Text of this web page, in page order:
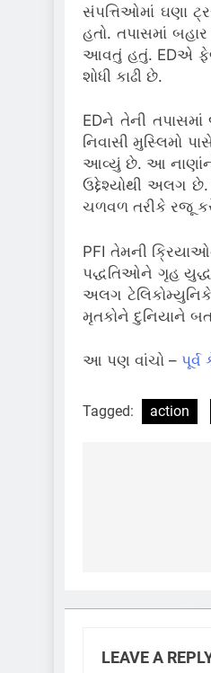
સંપત્તિઓમાં ઘણા
હતો. તપાસમાં
આવતું હતું. EDએ
શોધી કાઢી છે.
EDને તેની
નિવાસી મુસ્લિમો
આવ્યું છે. આ
ઉદ્દેશ્યોથી અલગ છે.
ચળવળ તરીકે રજૂ
PFI તેમની
પદ્ધતિઓને ગૃહ
અલગ
મૃતકોને દુનિયાને
આ પણ વાંચો –
Tagged: action
LEAVE A